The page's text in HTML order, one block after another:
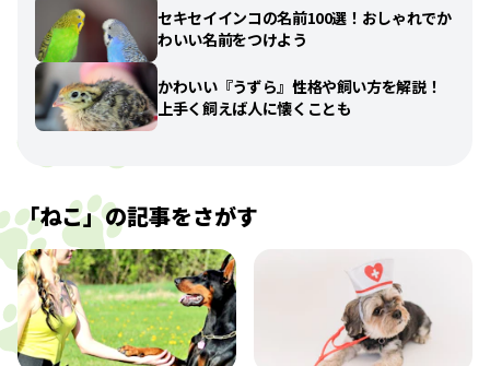
セキセイインコの名前100選！おしゃれでか
わいい名前をつけよう
かわいい『うずら』性格や飼い方を解説！
上手く飼えば人に懐くことも
「ねこ」の記事をさがす